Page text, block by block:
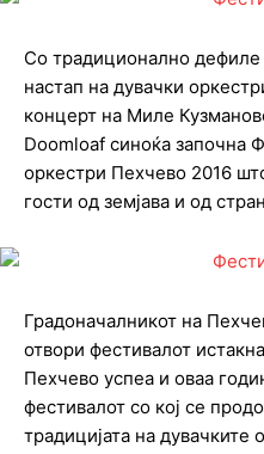
Со традиционално дефиле
настап на дувачки
концерт на Миле
Doomloaf синоќа започна
оркестри Пехчево 2016
гости од земјава и од
Градоначалникот на
отвори фестивалот
Пехчево успеа и оваа
фестивалот со кој се
традицијата на дувачките